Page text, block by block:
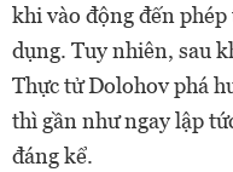
khi vào động đến
dụng. Tuy nhiên, sau
Thực tử Dolohov phá
thì gần như ngay lập
đáng kể.